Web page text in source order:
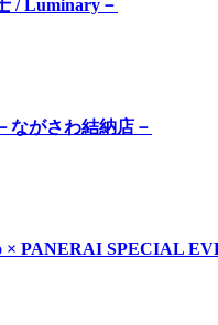
/ Luminary－
ながさわ結納店－
× PANERAI SPECIAL